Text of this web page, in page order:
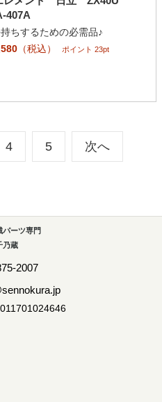
407A
ちするための必需品♪
（税込） ポイント 23pt
4 5 次へ
パーツ専門
乃蔵
2007